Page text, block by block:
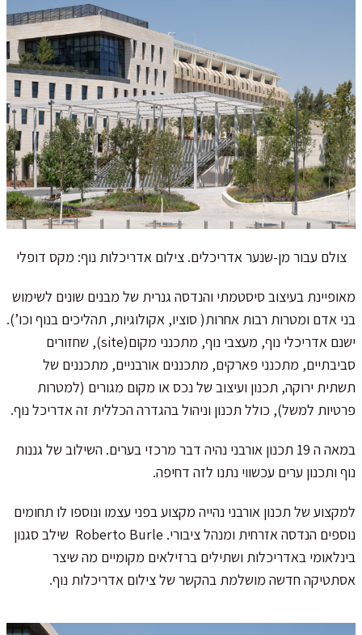
צולם עבור מן-שנער אדריכלים. צילום אדריכלות נוף: מקס דופלי
מאופיינת בעיצוב סיסטמתי והנדסה גנרית של מבנים שונים לשימוש
בני אדם ומטרות רבות אחרות( סוציו, אקולוגיות, תהליכים בנוף וכו’).
ישנם אדריכלי נוף, מעצבי נוף, מתכנני מקום(site), שחזורים
סביבתיים, מתכנני פארקים, מתכננים אורבניים, מתכננים של
תשתית ירוקה, תכנון ועיצוב של נכס או מקום מגורים (למטרות
פרטיות למשל), כולל תכנון וניהול בהגדרה הכללית זה אדריכל נוף.
במאה ה 19 תכנון אורבני נהיה דבר מרכזי בערים. השילוב של גננות
נוף ותכנון ערים עכשווי נתנו לזה דחיפה.
למקצוע של תכנון אורבני נהייה מקצוע בפני עצמו ונוספו לו תחומים
נוספים הנדסה אזרחית ומנהל ציבורי. Roberto Burle שילב סגנון
בינלאומי באדריכלות ושתילים ברזילאים מקומיים מה שיצר
אסתטיקה חדשה מושלמת בהקשר של צילום אדריכלות נוף.